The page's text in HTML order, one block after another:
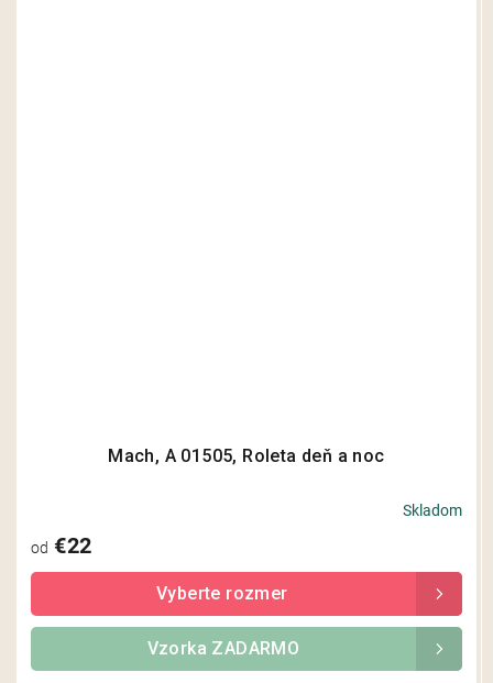
Mach, A 01505, Roleta deň a noc
Skladom
od €22
Vzorka ZADARMO